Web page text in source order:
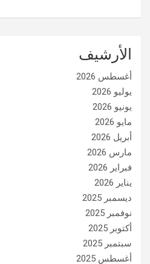
الأرشيف
أغسطس 2026
يوليو 2026
يونيو 2026
مايو 2026
أبريل 2026
مارس 2026
فبراير 2026
يناير 2026
ديسمبر 2025
نوفمبر 2025
أكتوبر 2025
سبتمبر 2025
أغسطس 2025